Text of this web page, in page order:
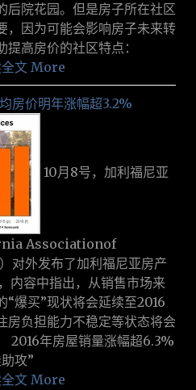
后院花园。但是房子所在社区
，因为可能会影响房子未来转
高房价的社区特点：
全文 More
房价明年涨幅超3.2%
10月8号，加利福尼亚
Associationof
对外发布了加利福尼亚房产
内容中指出，从销售市场来
“爆买”现状将会延续至2016
房负担能力不稳定等状态将会
2016年房屋销量涨幅超6.3%
攻”
全文 More